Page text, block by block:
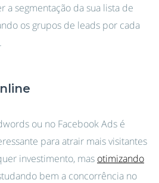
a segmentação da sua lista de
os grupos de leads por cada
ou no Facebook Ads é
para atrair mais visitantes
investimento, mas otimizando
bem a concorrência no